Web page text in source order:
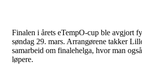
Finalen i årets eTempO-cup ble avgjort
søndag 29. mars. Arrangørene takker
samarbeid om finalehelga, hvor man
løpere.